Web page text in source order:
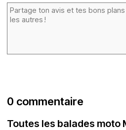
0 commentaire
Toutes les balades moto